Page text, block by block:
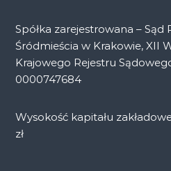
Spółka zarejestrowana –
Śródmieścia w Krakowie, XII
Krajowego Rejestru
0000747684
Wysokość kapitału
zł